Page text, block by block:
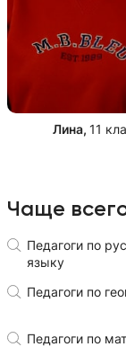
Лина, 11
Чаще
Педагоги по
языку
Педагоги по
Педагоги по